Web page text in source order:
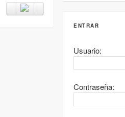
ENTRAR
Usuario:
Contraseña: